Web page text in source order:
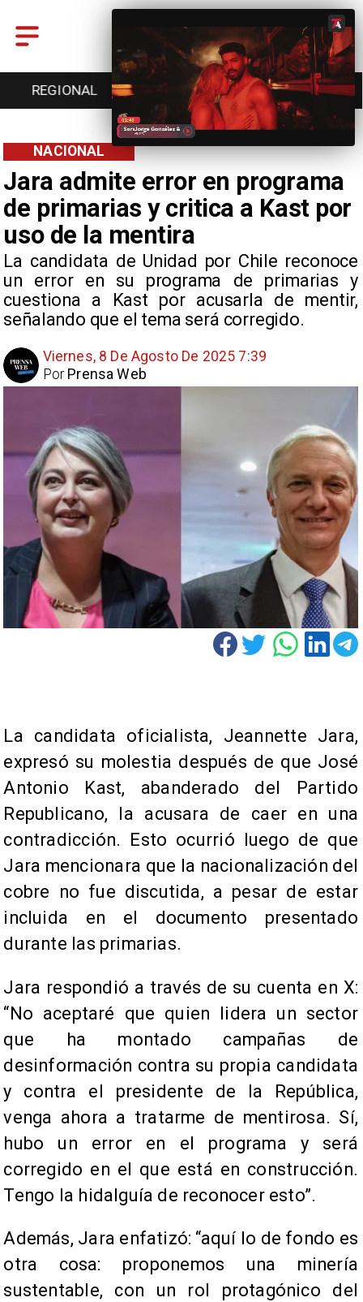
ENTRETENCIÓN DEPORTES CULTURA
Jara admite error en programa
de primarias y critica a Kast por
uso de la mentira
La candidata de Unidad por Chile reconoce
un error en su programa de primarias y
cuestiona a Kast por acusarla de mentir,
señalando que el tema será corregido.
NACIONAL
Viernes, 8 De Agosto De 2025 7:39
Prensa Web
Por
La candidata oficialista, Jeannette Jara,
expresó su molestia después de que José
Antonio Kast, abanderado del Partido
Republicano, la acusara de caer en una
contradicción. Esto ocurrió luego de que
Jara mencionara que la nacionalización del
cobre no fue discutida, a pesar de estar
incluida en el documento presentado
durante las primarias.
Jara respondió a través de su cuenta en X:
“No aceptaré que quien lidera un sector
que ha montado campañas de
desinformación contra su propia candidata
y contra el presidente de la República,
venga ahora a tratarme de mentirosa. Sí,
hubo un error en el programa y será
corregido en el que está en construcción.
Tengo la hidalguía de reconocer esto”.
Además, Jara enfatizó: “aquí lo de fondo es
otra cosa: proponemos una minería
sustentable, con un rol protagónico del